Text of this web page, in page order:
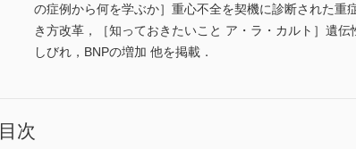
の症例から何を学ぶか］重心不全を契機に診断された
き方改革，［知っておきたいこと ア・ラ・カルト］遺
しびれ，BNPの増加 他を掲載．
目次